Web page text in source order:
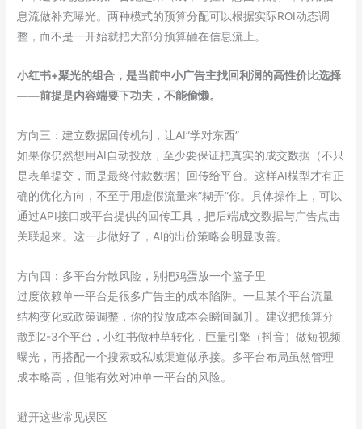
息流做补充曝光。两种模式的预算分配可以根据实际ROI动态调
整，而不是一开始就把大部分预算砸在信息流上。
小红书+聚光的组合，是当前中小广告主找回利润的高性价比选择
——前提是内容端要下功夫，不能偷懒。
方向三：建立数据回传机制，让AI”学对东西”
如果你仍然想用AI自动投放，至少要保证把真实的成交数据（不只
是表单提交，而是最终付款数据）回传给平台。这样AI模型才有正
确的优化方向，不至于用虚假流量来”糊弄”你。具体操作上，可以
通过API接口或平台提供的回传工具，把后端成交数据与广告点击
关联起来。这一步做好了，AI的出价策略会明显改善。
方向四：多平台分散风险，别把鸡蛋放一个篮子里
过度依赖单一平台是很多广告主的成本陷阱。一旦某个平台流量
结构变化或政策调整，你的投放成本会瞬间飙升。建议把预算分
散到2-3个平台，小红书做种草转化，巨量引擎（抖音）做短视频
曝光，再搭配一个搜索或私域渠道做承接。多平台布局虽然管理
成本略高，但能有效对冲单一平台的风险。
避开这些常见误区